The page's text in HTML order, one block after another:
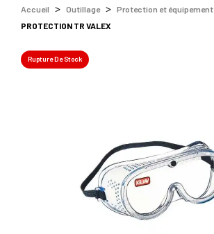
Accueil Outillage Protection et équipement
PROTECTION TR VALEX
Rupture De Stock